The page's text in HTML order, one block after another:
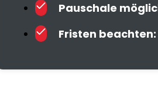
Pauschale
Fristen beachten: